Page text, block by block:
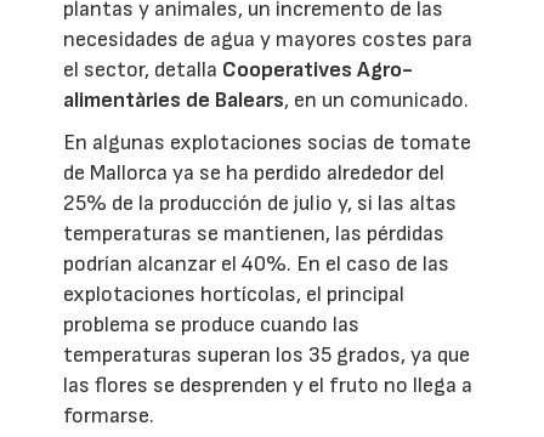
plantas y animales, un incremento de las
necesidades de agua y mayores costes para
el sector, detalla Cooperatives Agro-
alimentàries de Balears, en un comunicado.
En algunas explotaciones socias de tomate
de Mallorca ya se ha perdido alrededor del
25% de la producción de julio y, si las altas
temperaturas se mantienen, las pérdidas
podrían alcanzar el 40%. En el caso de las
explotaciones hortícolas, el principal
problema se produce cuando las
temperaturas superan los 35 grados, ya que
las flores se desprenden y el fruto no llega a
formarse.